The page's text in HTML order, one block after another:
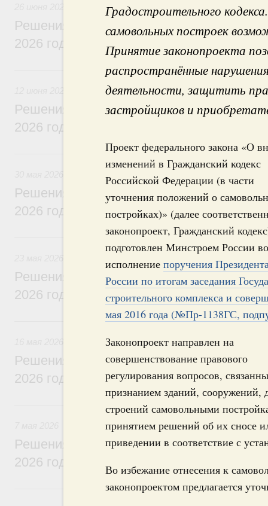
Градостроительного
самовольных построек
Принятие законопроекта
распространённые
деятельности, защитить
застройщиков и
Проект федерального закона «О
изменений в Гражданский кодекс
Российской Федерации (в части
уточнения положений о
постройках)» (далее
законопроект, Гражданский
подготовлен Минстроем России во
исполнение поручения
России по итогам заседания
строительного комплекса и
мая 2016 года (№Пр-1138ГС,
Законопроект направлен на
совершенствование правового
регулирования вопросов,
признанием зданий, сооружений,
строений самовольными
принятием решений об их сносе
приведении в соответствие с
Во избежание отнесения к
законопроектом предлагается
Решения, принятые на заседании
2026 года
12 июня, пятница
Решения, принятые на заседании
2026 года
30 мая, суббота
Решения, принятые на заседании
2026 года
23 мая, суббота
Решения, принятые на заседании
2026 года
16 мая, суббота
Решения, принятые на заседании
2026 года
7 мая, четверг
Решения, принятые на заседании
2026 года
1 мая, пятница